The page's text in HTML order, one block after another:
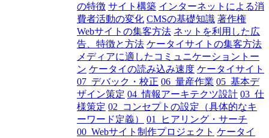
の特徴 サイト構築 インターネットによる消
費者活動の変化 CMSの基礎知識 著作権
Webサイトの集客方法 ネットを利用した広
告、特徴と方法 ケータイサイトの集客方法
メディアに適したコミュニケーショントー
ン ケータイの読み込み速度 ケータイサイト
07_デバック・校正 06_量産作業 05_基本デ
ザイン策定 04_情報アーキテクツ設計 03_仕
様策定 02_コンセプトの設定（具体的なキ
ーワード定義）
01_ヒアリング・サーチ
00_Webサイト制作プロジェクト ケータイ